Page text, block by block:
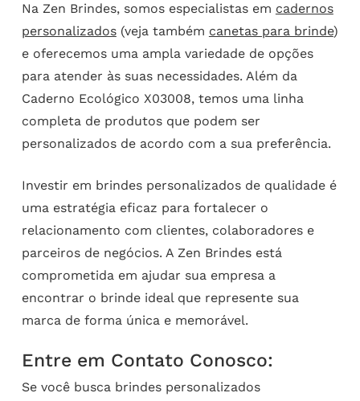
Na Zen Brindes, somos especialistas em cadernos
personalizados(veja também canetas para brinde)
e oferecemos uma ampla variedade de opções
para atender às suas necessidades. Além da
Caderno Ecológico X03008, temos uma linha
completa de produtos que podem ser
personalizados de acordo com a sua preferência.
Investir em brindes personalizados de qualidade é
uma estratégia eficaz para fortalecer o
relacionamento com clientes, colaboradores e
parceiros de negócios. A Zen Brindes está
comprometida em ajudar sua empresa a
encontrar o brinde ideal que represente sua
marca de forma única e memorável.
Entre em Contato Conosco:
Se você busca brindes personalizados